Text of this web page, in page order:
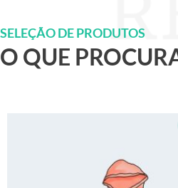
SELEÇÃO DE PRODUTOS
O QUE